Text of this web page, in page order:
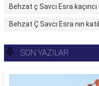
Behzat ç Savcı Esra
Behzat Ç Savcı Esra nın
SON YAZILAR